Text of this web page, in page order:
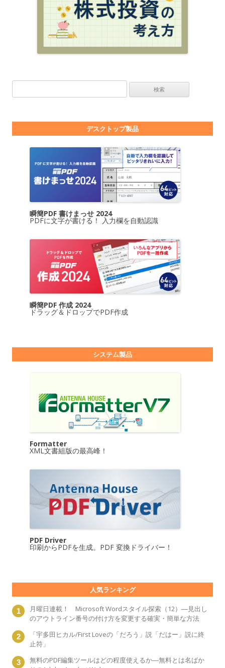
デスクトップ製品
瞬簡PDF 書けまっせ 2024
PDFに文字が書ける！ 入力欄を自動認識
瞬簡PDF 作成 2024
ドラッグ＆ドロップでPDF作成
システム製品
Formatter
XML文書組版の最高峰！
PDF Driver
印刷からPDFを生成。PDF 変換ドライバー！
人気ランキング
月曜日連載！ Microsoft Wordスタイル探索（12）―見出し
のアウトライン番号の付け方を変更する確実・簡単な方法
「宇多田ヒカル/First Loveの「だろう」説「だはー」説に終
止符」
無料のPDF編集ツールはどの程度使えるか―無料とは名ばか